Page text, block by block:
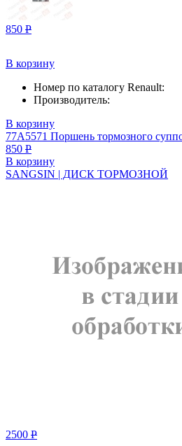
850 Р
В корзину
Номер по каталогу Renault:
Производитель:
В корзину
77A5571 Поршень тормозного
850 Р
В корзину
SANGSIN | ДИСК ТОРМОЗНОЙ
2500 Р